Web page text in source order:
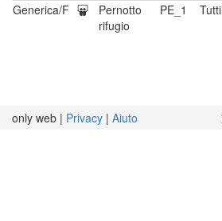
Generica/F
Pernotto
rifugio
PE_1 Tutti
only web | Privacy | Aiuto